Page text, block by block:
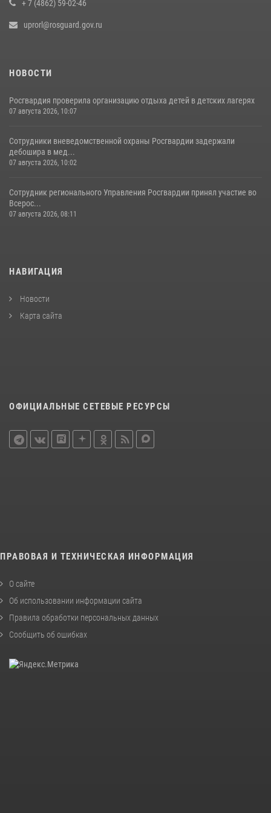
+ 7 (4862) 59-02-46
uprorl@rosguard.gov.ru
НОВОСТИ
Росгвардия проверила организацию отдыха детей в детских лагерях
07 августа 2026, 10:07
Сотрудники вневедомственной охраны Росгвардии задержали
дебошира в мед...
07 августа 2026, 10:02
Сотрудник регионального Управления Росгвардии принял участие во
Всерос...
07 августа 2026, 08:11
НАВИГАЦИЯ
Новости
Карта сайта
ОФИЦИАЛЬНЫЕ СЕТЕВЫЕ РЕСУРСЫ
ПРАВОВАЯ И ТЕХНИЧЕСКАЯ ИНФОРМАЦИЯ
О сайте
Об использовании информации сайта
Правила обработки персональных данных
Сообщить об ошибках